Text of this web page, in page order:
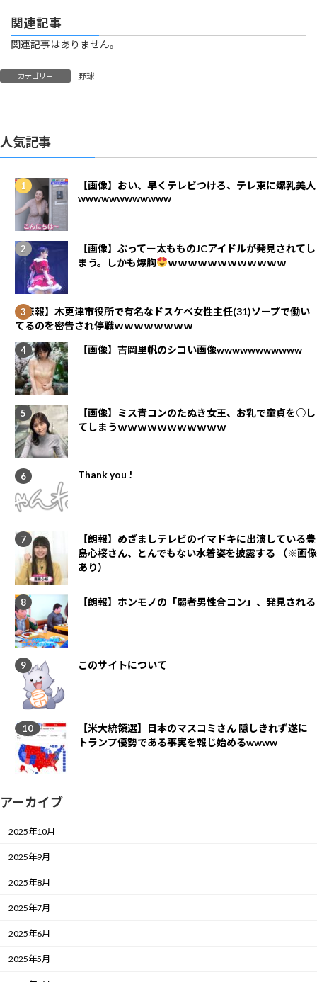
関連記事
関連記事はありません。
カテゴリー 野球
人気記事
【画像】おい、早くテレビつけろ、テレ東に爆乳美人
wwwwwwwwwwww
【画像】ぶってー太もものJCアイドルが発見されてし
まう。しかも爆胸
ｗｗｗｗｗｗｗｗｗｗｗｗ
【悲報】木更津市役所で有名なドスケベ女性主任(31)ソープで働い
てるのを密告され停職ｗｗｗｗｗｗｗｗ
【画像】吉岡里帆のシコい画像wwwwwwwwwww
【画像】ミス青コンのたぬき女王、お乳で童貞を○し
てしまうｗｗｗｗｗｗｗｗｗｗｗ
Thank you !
【朗報】めざましテレビのイマドキに出演している豊
島心桜さん、とんでもない水着姿を披露する （※画像
あり）
【朗報】ホンモノの「弱者男性合コン」、発見される
このサイトについて
【米大統領選】日本のマスコミさん 隠しきれず遂に
トランプ優勢である事実を報じ始めるwwww
アーカイブ
2025年10月
2025年9月
2025年8月
2025年7月
2025年6月
2025年5月